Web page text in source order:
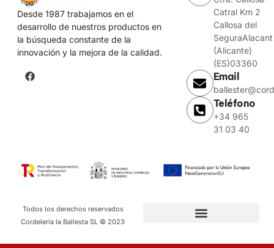
Desde 1987 trabajamos en el
desarrollo de nuestros productos en
la búsqueda constante de la
innovación y la mejora de la calidad.
Catral Km 2
Callosa del
SeguraAlacant
(Alicante)
(ES)03360
Email
Teléfono
+34 965
31 03 40
Todos los derechos reservados
Cordelería la Ballesta SL © 2023